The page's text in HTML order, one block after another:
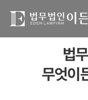
법
무엇이